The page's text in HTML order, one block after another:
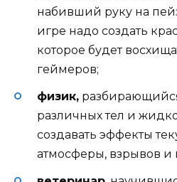
набивший руку на
игре надо создать
которое будет
геймеров;
физик,
различных тел и
создавать эффекты
атмосферы, взрывов и